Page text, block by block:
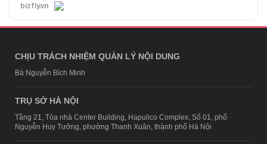
bizfly.vn
CHỊU TRÁCH NHIỆM QUẢN LÝ NỘI DUNG
Bà Nguyễn Bích Minh
TRỤ SỞ HÀ NỘI
Tầng 21, Tòa nhà Center Building, Hapulico Complex, Số 01, phố
Nguyễn Huy Tưởng, phường Thanh Xuân, thành phố Hà Nội